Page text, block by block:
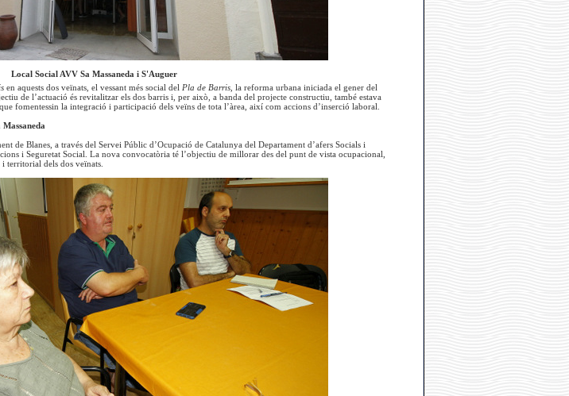
Local Social AVV Sa Massaneda i S'Auguer
en aquests dos veïnats, el vessant més social del Pla de Barris, la reforma urbana iniciada el gener del
de l’actuació és revitalitzar els dos barris i, per això, a banda del projecte constructiu, també estava
fomentessin la integració i participació dels veïns de tota l’àrea, així com accions d’inserció laboral.
de Blanes, a través del Servei Públic d’Ocupació de Catalunya del Departament d’afers Socials i
i Seguretat Social. La nova convocatòria té l’objectiu de millorar des del punt de vista ocupacional,
territorial dels dos veïnats.